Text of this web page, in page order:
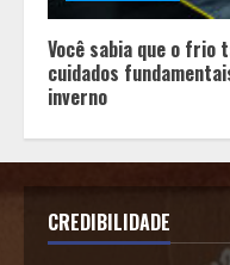
Você sabia que o frio
cuidados
inverno
CREDIBILIDADE